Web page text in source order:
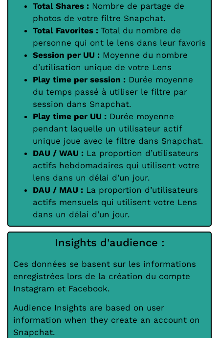
Total Shares : Nombre de partage de
photos de votre filtre Snapchat.
Total Favorites : Total du nombre de
personne qui ont le lens dans leur favoris
Session per UU : Moyenne du nombre
d’utilisation unique de votre Lens
Play time per session : Durée moyenne
du temps passé à utiliser le filtre par
session dans Snapchat.
Play time per UU : Durée moyenne
pendant laquelle un utilisateur actif
unique joue avec le filtre dans Snapchat.
DAU / WAU : La proportion d’utilisateurs
actifs hebdomadaires qui utilisent votre
lens dans un délai d’un jour.
DAU / MAU : La proportion d’utilisateurs
actifs mensuels qui utilisent votre Lens
dans un délai d’un jour.
Insights d'audience :
Ces données se basent sur les informations
enregistrées lors de la création du compte
Instagram et Facebook.
Audience Insights are based on user
information when they create an account on
Snapchat.